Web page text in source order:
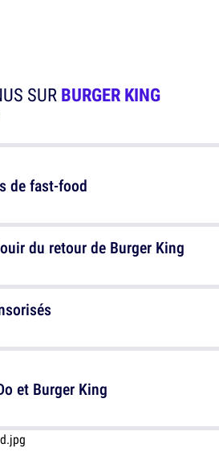
SURBURGER KING
de fast-food
et Burger King
du retour de Burger King